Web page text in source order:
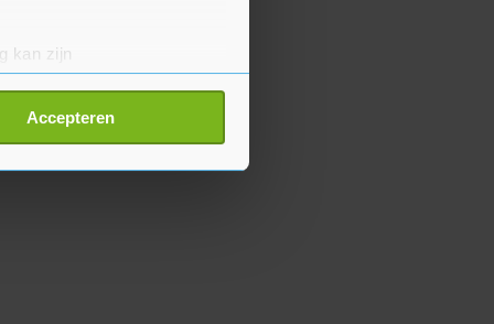
kan zijn
detailgedeelte
Accepteren